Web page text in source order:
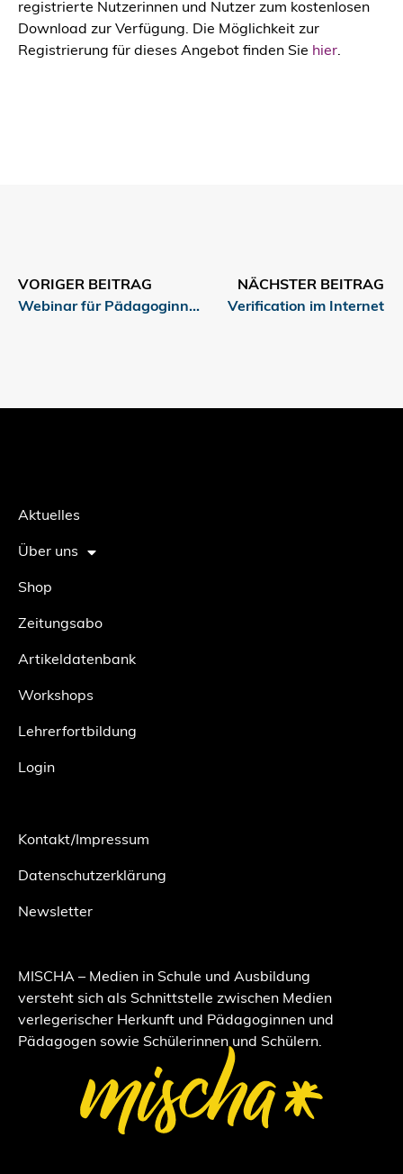
registrierte Nutzerinnen und Nutzer zum kostenlosen
Download zur Verfügung. Die Möglichkeit zur
Registrierung für dieses Angebot finden Sie hier.
VORIGER BEITRAG
Webinar für Pädagoginnen und Pädagogen
NÄCHSTER BEITRAG
Verification im Internet
Aktuelles
Über uns
Shop
Zeitungsabo
Artikeldatenbank
Workshops
Lehrerfortbildung
Login
Kontakt/Impressum
Datenschutzerklärung
Newsletter
MISCHA – Medien in Schule und Ausbildung
versteht sich als Schnittstelle zwischen Medien
verlegerischer Herkunft und Pädagoginnen und
Pädagogen sowie Schülerinnen und Schülern.